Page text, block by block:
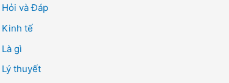
Hỏi và Đáp
Kinh tế
Là gì
Lý thuyết